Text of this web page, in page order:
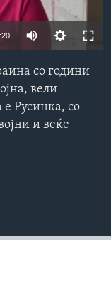
со години
вели
Русинка, со
и веќе